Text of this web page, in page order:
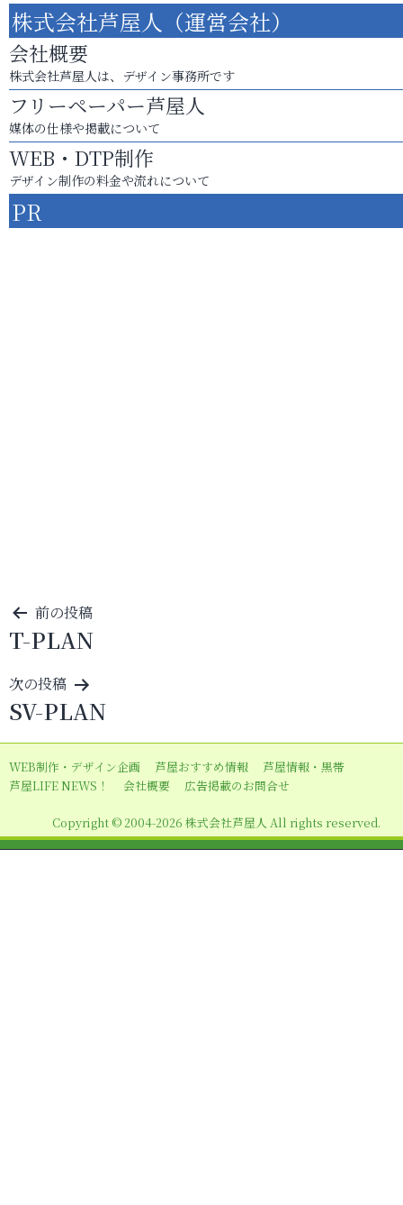
株式会社芦屋人（運営会社）
会社概要
株式会社芦屋人は、デザイン事務所です
フリーペーパー芦屋人
媒体の仕様や掲載について
WEB・DTP制作
デザイン制作の料金や流れについて
PR
投
稿
ナ
ビ
ゲ
ー
シ
ン
前の投稿
T-PLAN
次の投稿
SV-PLAN
WEB制作・デザイン企画 芦屋おすすめ情報
芦屋情報・黒帯
芦屋LIFE NEWS！
会社概要 広告掲載のお問合せ
Copyright © 2004-2026 株式会社芦屋人 All rights reserved.